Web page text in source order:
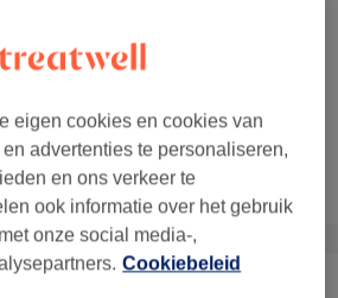
& drogen &
beschrijving
eigen cookies en cookies van
advertenties te personaliseren,
en ons verkeer te
ook informatie over het gebruik
onze social media-,
Cookiebeleid